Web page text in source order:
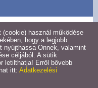
(cookie) használ működése
hogy a legjobb
nyújthassa Önnek, valamint
céljából. A sütik
letilthatja! Erről bővebb
itt: Adatkezelési